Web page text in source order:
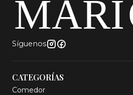
Síguenos
CATEGORÍAS
Comedor